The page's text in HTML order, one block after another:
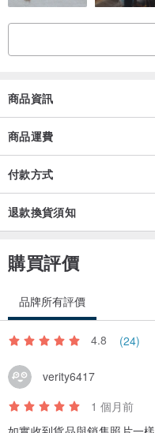
由於每個玉石都有一定的大
顏色，實物為多角度拍攝，
存在少許偏色及誤差，不屬於
商品資訊
商品運費
付款方式
退款換貨須知
購買評價
品牌所有評價
4.8 (24)
verity6417
1 個月前